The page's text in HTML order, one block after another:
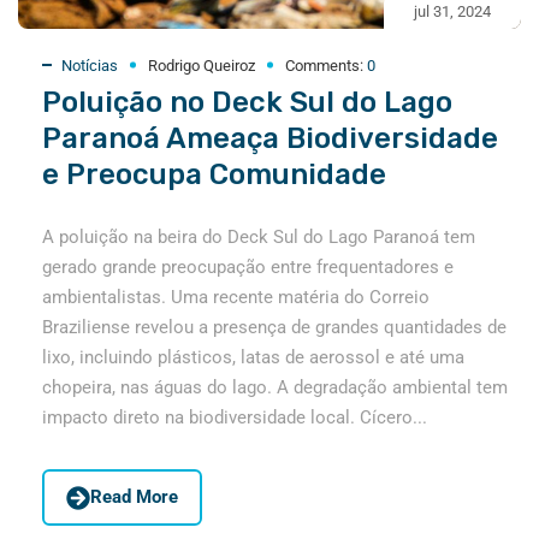
jul 31, 2024
Notícias Rodrigo Queiroz Comments: 0
Poluição no Deck Sul do Lago
Paranoá Ameaça Biodiversidade
e Preocupa Comunidade
A poluição na beira do Deck Sul do Lago Paranoá tem
gerado grande preocupação entre frequentadores e
ambientalistas. Uma recente matéria do Correio
Braziliense revelou a presença de grandes quantidades de
lixo, incluindo plásticos, latas de aerossol e até uma
chopeira, nas águas do lago. A degradação ambiental tem
impacto direto na biodiversidade local. Cícero...
Read More